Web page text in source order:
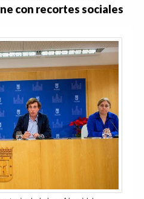
con recortes sociales